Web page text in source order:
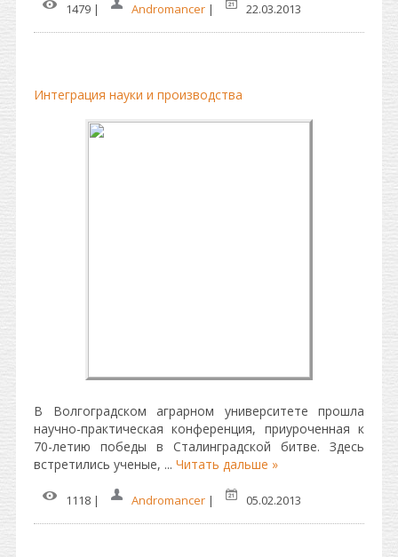
1479 | Andromancer | 22.03.2013
Интеграция науки и производства
В Волгоградском аграрном университете прошла
научно-практическая конференция, приуроченная к
70-летию победы в Сталинградской битве. Здесь
встретились ученые, ... Читать дальше »
1118 | Andromancer | 05.02.2013